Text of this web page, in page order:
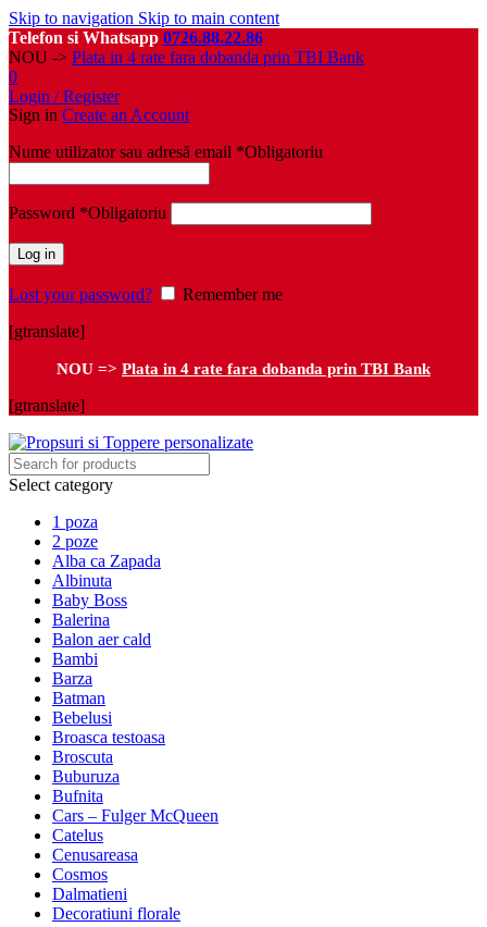
Skip to navigation Skip to main content
Telefon si Whatsapp 0726.88.22.86
NOU -> Plata in 4 rate fara dobanda prin TBI Bank
0
Login / Register
Sign in Create an Account
Nume utilizator sau adresă email *Obligatoriu
Password *Obligatoriu
Log in
Lost your password?
Remember me
[gtranslate]
NOU => Plata in 4 rate fara dobanda prin TBI Bank
[gtranslate]
Select category
1 poza
2 poze
Alba ca Zapada
Albinuta
Baby Boss
Balerina
Balon aer cald
Bambi
Barza
Batman
Bebelusi
Broasca testoasa
Broscuta
Buburuza
Bufnita
Cars – Fulger McQueen
Catelus
Cenusareasa
Cosmos
Dalmatieni
Decoratiuni florale